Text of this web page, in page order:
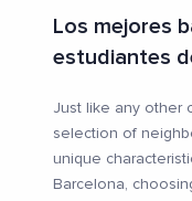
Los mejores
estudiantes
Just like any other
selection of
unique
Barcelona,